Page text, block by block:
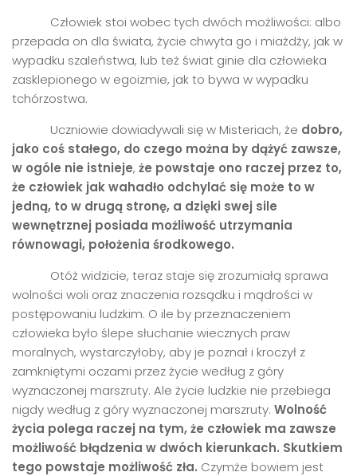
Człowiek stoi wobec tych dwóch możliwości: albo
przepada on dla świata, życie chwyta go i miażdży, jak w
wypadku szaleństwa, lub też świat ginie dla człowieka
zasklepionego w egoizmie, jak to bywa w wypadku
tchórzostwa.
Uczniowie dowiadywali się w Misteriach, że dobro,
jako coś stałego, do czego można by dążyć zawsze,
w ogóle nie istnieje, że powstaje ono raczej przez to,
że człowiek jak wahadło odchylać się może to w
jedną, to w drugą stronę, a dzięki swej sile
wewnętrznej posiada możliwość utrzymania
równowagi, położenia środkowego.
Otóż widzicie, teraz staje się zrozumiałą sprawa
wolności woli oraz znaczenia rozsądku i mądrości w
postępowaniu ludzkim. O ile by przeznaczeniem
człowieka było ślepe słuchanie wiecznych praw
moralnych, wystarczyłoby, aby je poznał i kroczył z
zamkniętymi oczami przez życie według z góry
wyznaczonej marszruty. Ale życie ludzkie nie przebiega
nigdy według z góry wyznaczonej marszruty. Wolność
życia polega raczej na tym, że człowiek ma zawsze
możliwość błądzenia w dwóch kierunkach. Skutkiem
tego powstaje możliwość zła. Czymże bowiem jest